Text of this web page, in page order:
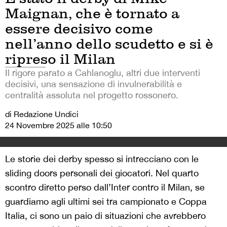
Maignan, che è tornato a
essere decisivo come
nell’anno dello scudetto e si è
ripreso il Milan
Il rigore parato a Cahlanoglu, altri due interventi
decisivi, una sensazione di invulnerabilità e
centralità assoluta nel progetto rossonero.
di Redazione Undici
24 Novembre 2025 alle 10:50
Le storie dei derby spesso si intrecciano con le
sliding doors personali dei giocatori. Nel quarto
scontro diretto perso dall’Inter contro il Milan, se
guardiamo agli ultimi sei tra campionato e Coppa
Italia, ci sono un paio di situazioni che avrebbero